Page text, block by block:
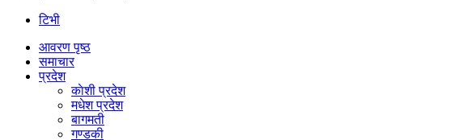
टिभी
आवरण पृष्‍ठ
समाचार
प्रदेश
काेशी प्रदेश
मधेश प्रदेश
बागमती
गण्डकी